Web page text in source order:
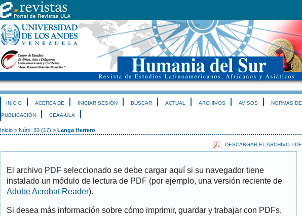
INICIO ACERCA DE INICIAR SESIÓN BUSCAR ACTUAL ARCHIVOS AVISOS NORMAS DE
PUBLICACIÓN CEAA-ULA
Inicio > Núm. 33 (17) > Langa Herrero
DESCARGAR EL ARCHIVO PDF
El archivo PDF seleccionado se debe cargar aquí si su navegador tiene
instalado un módulo de lectura de PDF (por ejemplo, una versión reciente de
Adobe Acrobat Reader).
Si desea más información sobre cómo imprimir, guardar y trabajar con PDFs,